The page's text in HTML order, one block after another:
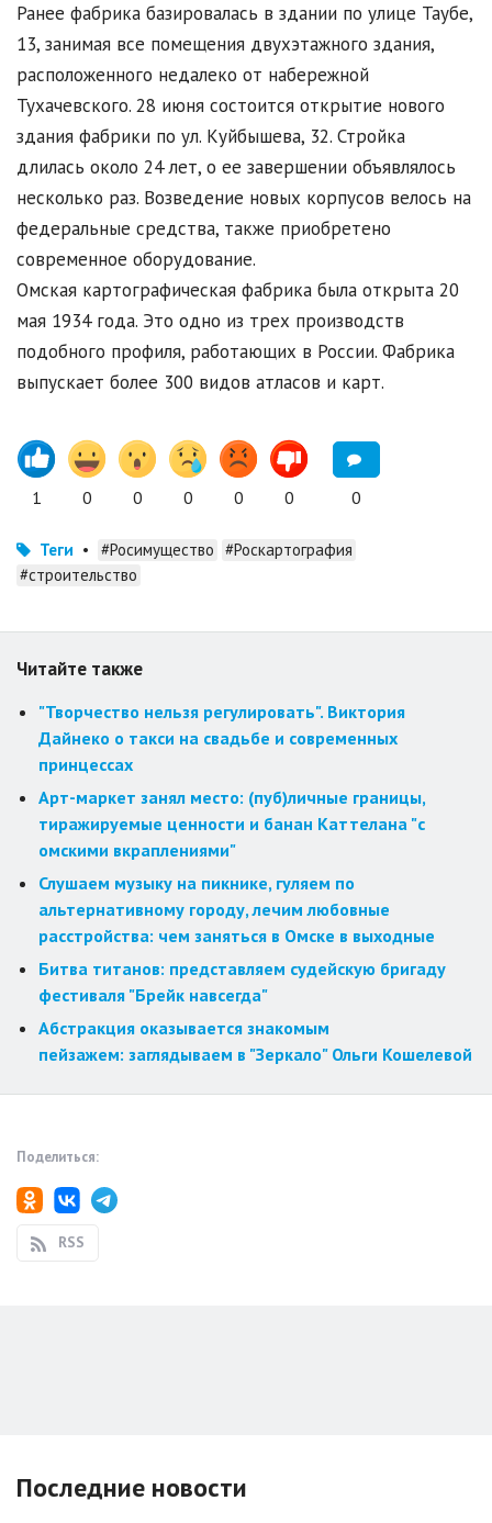
Ранее фабрика базировалась в здании по улице Таубе,
13, занимая все помещения двухэтажного здания,
расположенного недалеко от набережной
Тухачевского. 28 июня состоится открытие нового
здания фабрики по ул. Куйбышева, 32. Стройка
длилась около 24 лет, о ее завершении объявлялось
несколько раз. Возведение новых корпусов велось на
федеральные средства, также приобретено
современное оборудование.
Омская картографическая фабрика была открыта 20
мая 1934 года. Это одно из трех производств
подобного профиля, работающих в России. Фабрика
выпускает более 300 видов атласов и карт.
1 0 0 0 0 0 0
Теги • #Росимущество #Роскартография
#строительство
Читайте также
"Творчество нельзя регулировать". Виктория
Дайнеко о такси на свадьбе и современных
принцессах
Арт-маркет занял место: (пуб)личные границы,
тиражируемые ценности и банан Каттелана "с
омскими вкраплениями"
Слушаем музыку на пикнике, гуляем по
альтернативному городу, лечим любовные
расстройства: чем заняться в Омске в выходные
Битва титанов: представляем судейскую бригаду
фестиваля "Брейк навсегда"
Абстракция оказывается знакомым
пейзажем: заглядываем в "Зеркало" Ольги Кошелевой
Поделиться:
RSS
Последние новости